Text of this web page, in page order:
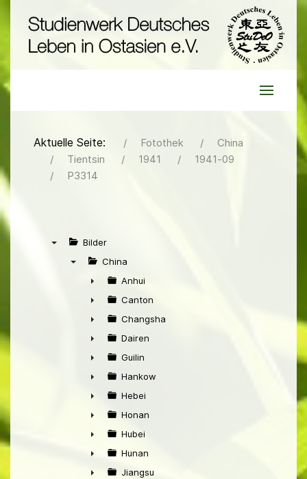
Aktuelle Seite: Fotothek
China
Tientsin
1941
1941-09
P3314
Bilder
China
►
Anhui
►
Canton
►
Changsha
►
Dairen
►
Guilin
►
Hankow
►
Hebei
►
Honan
►
Hubei
►
Hunan
Jiangsu